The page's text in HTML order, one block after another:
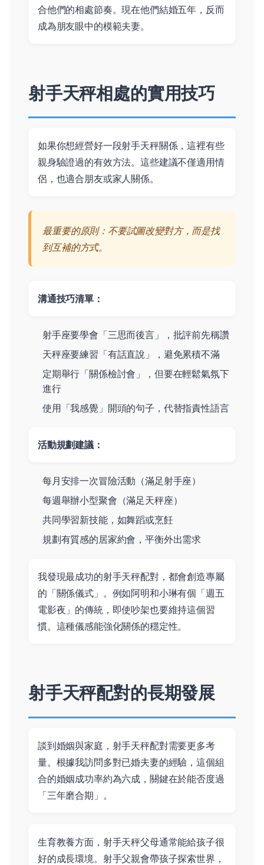
合他們的相處節奏。現在他們結婚五年，反而
成為朋友眼中的模範夫妻。
射手天秤相處的實用技巧
如果你想經營好一段射手天秤關係，這裡有些
親身驗證過的有效方法。這些建議不僅適用情
侶，也適合朋友或家人關係。
最重要的原則：不要試圖改變對方，而是找
到互補的方式。
溝通技巧清單：
射手座要學會「三思而後言」，批評前先稱讚
天秤座要練習「有話直說」，避免累積不滿
定期舉行「關係檢討會」，但要在輕鬆氣氛下
進行
使用「我感覺」開頭的句子，代替指責性語言
活動規劃建議：
每月安排一次冒險活動（滿足射手座）
每週舉辦小型聚會（滿足天秤座）
共同學習新技能，如舞蹈或烹飪
規劃有質感的居家約會，平衡外出需求
我發現最成功的射手天秤配對，都會創造專屬
的「關係儀式」。例如阿明和小琳有個「週五
電影夜」的傳統，即使吵架也要維持這個習
慣。這種儀感能強化關係的穩定性。
射手天秤配對的長期發展
談到婚姻與家庭，射手天秤配對需要更多考
量。根據我訪問多對已婚夫妻的經驗，這個組
合的婚姻成功率約為六成，關鍵在於能否度過
「三年磨合期」。
生育教養方面，射手天秤父母通常能給孩子很
好的成長環境。射手父親會帶孩子探索世界，